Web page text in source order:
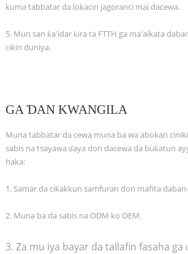
kuma tabbatar da lokacin jagoranci mai dacewa.
5. Mun san ƙa'idar ƙira ta FTTH ga ma'aikata
cikin duniya.
GA ƊAN KWANGILA
Muna tabbatar da cewa muna ba wa abokan
sabis na tsayawa ɗaya don dacewa da buƙatun
haka:
1. Samar da cikakkun samfuran don mafita
2. Muna ba da sabis na ODM ko OEM.
3. Za mu iya bayar da tallafin fasaha ga